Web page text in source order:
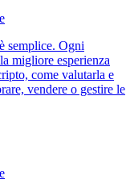
semplice. Ogni
migliore esperienza
come valutarla e
vendere o gestire le